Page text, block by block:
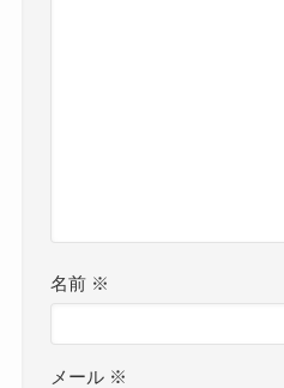
名前 ※
メール ※